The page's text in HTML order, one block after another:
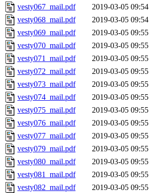
vesty067_mail.pdf
2019-03-05 09:54
vesty068_mail.pdf
2019-03-05 09:54
vesty069_mail.pdf
2019-03-05 09:55
vesty070_mail.pdf
2019-03-05 09:55
vesty071_mail.pdf
2019-03-05 09:55
vesty072_mail.pdf
2019-03-05 09:55
vesty073_mail.pdf
2019-03-05 09:55
vesty074_mail.pdf
2019-03-05 09:55
vesty075_mail.pdf
2019-03-05 09:55
vesty076_mail.pdf
2019-03-05 09:55
vesty077_mail.pdf
2019-03-05 09:55
vesty079_mail.pdf
2019-03-05 09:55
vesty080_mail.pdf
2019-03-05 09:55
vesty081_mail.pdf
2019-03-05 09:55
vesty082_mail.pdf
2019-03-05 09:55